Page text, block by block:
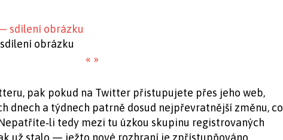
obrázku
« »
pak pokud na Twitter přistupujete přes jeho web,
dnech a týdnech patrně dosud nejpřevratnější změnu, co
tedy mezi tu úzkou skupinu registrovaných
už stalo — ježto nové rozhraní je zpřístupňováno